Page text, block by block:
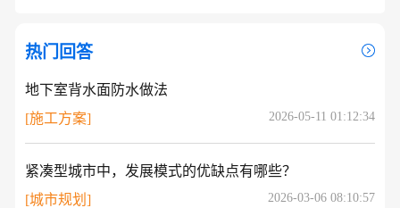
热门回答
地下室背水面防水做法
[施工方案]
2026-05-11 01:12:34
紧凑型城市中，发展模式的优缺点有哪些？
[城市规划]
2026-03-06 08:10:57